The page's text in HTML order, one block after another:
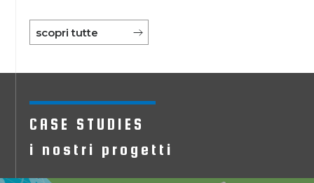
scopri tutte
CASE STUDIES
i nostri progetti